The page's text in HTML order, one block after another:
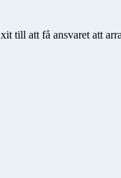
att få ansvaret att